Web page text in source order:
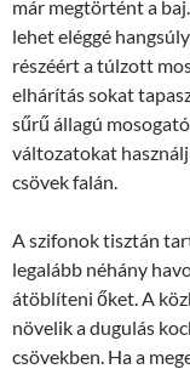
már megtörtént a
lehet eléggé
részéért a túlzott
elhárítás sokat
sűrű állagú
változatokat
csövek falán.
A szifonok tisztán
legalább néhány
átöblíteni őket. A
növelik a dugulás
csövekben. Ha a